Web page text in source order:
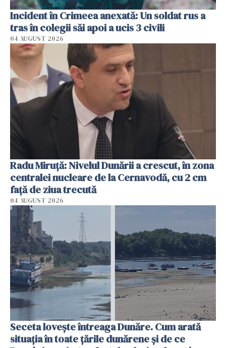
Incident în Crimeea anexată: Un soldat rus a
tras în colegii săi apoi a ucis 3 civili
04 AUGUST 2026
Radu Miruţă: Nivelul Dunării a crescut, în zona
centralei nucleare de la Cernavodă, cu 2 cm
faţă de ziua trecută
04 AUGUST 2026
Seceta lovește întreaga Dunăre. Cum arată
situația în toate țările dunărene și de ce